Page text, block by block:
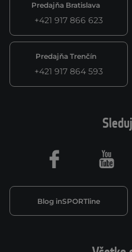
Predajňa Bratislava
+421 917 866 623
Predajňa Trenčín
+421 917 864 593
Blog inSPORTline
Facebook